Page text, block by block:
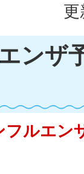
ンザ
ルエン